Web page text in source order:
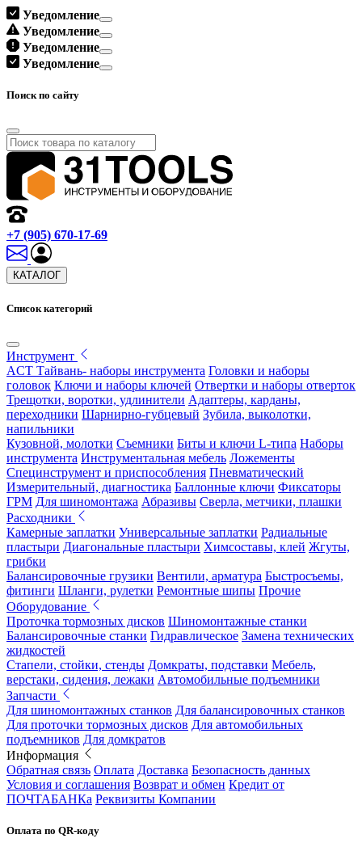
Уведомление
Уведомление
Уведомление
Уведомление
Поиск по сайту
+7 (905) 670-17-69
КАТАЛОГ
Список категорий
Инструмент
ACT Тайвань- наборы инструмента Головки и наборы
головок Ключи и наборы ключей Отвертки и наборы отверток
Трещотки, воротки, удлинители Адаптеры, карданы,
переходники Шарнирно-губцевый Зубила, выколотки,
напильники
Кузовной, молотки Съемники Биты и ключи L-типа Наборы
инструмента Инструментальная мебель Ложементы
Специнструмент и приспособления Пневматический
Измерительный, диагностика Баллонные ключи Фиксаторы
ГРМ Для шиномонтажа Абразивы Сверла, метчики, плашки
Расходники
Камерные заплатки Универсальные заплатки Радиальные
пластыри Диагональные пластыри Химсоставы, клей Жгуты,
грибки
Балансировочные грузики Вентили, арматура Быстросъемы,
фитинги Шланги, рулетки Ремонтные шипы Прочие
Оборудование
Проточка тормозных дисков Шиномонтажные станки
Балансировочные станки Гидравлическое Замена технических
жидкостей
Стапели, стойки, стенды Домкраты, подставки Мебель,
верстаки, сидения, лежаки Автомобильные подъемники
Запчасти
Для шиномонтажных станков Для балансировочных станков
Для проточки тормозных дисков Для автомобильных
подъемников Для домкратов
Информация
Обратная связь Оплата Доставка Безопасность данных
Условия и соглашения Возврат и обмен Кредит от
ПОЧТАБАНКа Реквизиты Компании
Оплата по QR-коду